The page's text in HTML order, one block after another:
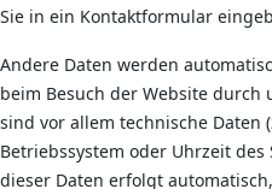
Sie in ein Kontaktformular
Andere Daten werden
beim Besuch der Website durch
sind vor allem technische Daten
Betriebssystem oder Uhrzeit
dieser Daten erfolgt